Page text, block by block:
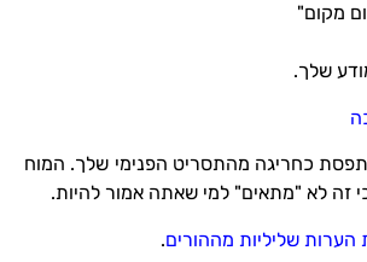
מקום"
שלך.
כחריגה מהתסריט הפנימי שלך. המוח
זה לא "מתאים" למי שאתה אמור להיות.
שליליות מההורים.